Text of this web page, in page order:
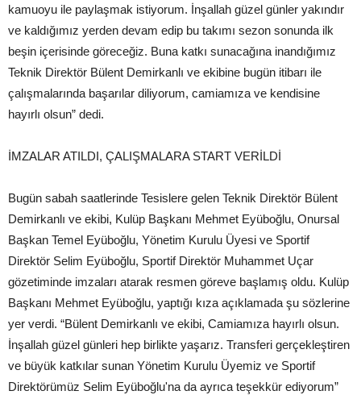
kamuoyu ile paylaşmak istiyorum. İnşallah güzel günler yakındır
ve kaldığımız yerden devam edip bu takımı sezon sonunda ilk
beşin içerisinde göreceğiz. Buna katkı sunacağına inandığımız
Teknik Direktör Bülent Demirkanlı ve ekibine bugün itibarı ile
çalışmalarında başarılar diliyorum, camiamıza ve kendisine
hayırlı olsun” dedi.
İMZALAR ATILDI, ÇALIŞMALARA START VERİLDİ
Bugün sabah saatlerinde Tesislere gelen Teknik Direktör Bülent
Demirkanlı ve ekibi, Kulüp Başkanı Mehmet Eyüboğlu, Onursal
Başkan Temel Eyüboğlu, Yönetim Kurulu Üyesi ve Sportif
Direktör Selim Eyüboğlu, Sportif Direktör Muhammet Uçar
gözetiminde imzaları atarak resmen göreve başlamış oldu. Kulüp
Başkanı Mehmet Eyüboğlu, yaptığı kıza açıklamada şu sözlerine
yer verdi. “Bülent Demirkanlı ve ekibi, Camiamıza hayırlı olsun.
İnşallah güzel günleri hep birlikte yaşarız. Transferi gerçekleştiren
ve büyük katkılar sunan Yönetim Kurulu Üyemiz ve Sportif
Direktörümüz Selim Eyüboğlu'na da ayrıca teşekkür ediyorum”